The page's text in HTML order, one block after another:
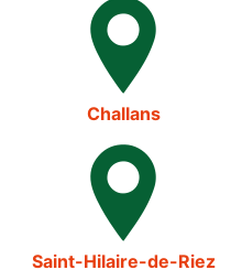
Challans
Saint-Hilaire-de-Riez